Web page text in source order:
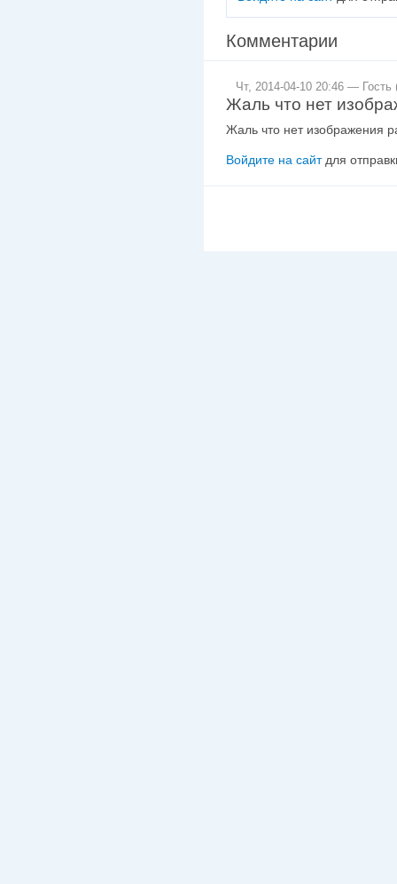
Комментарии
Чт, 2014-04-10 20:46 — Гость
Жаль что нет
Жаль что нет изображения
Войдите на сайтдля